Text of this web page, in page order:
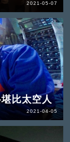
2021-05-07
比太空人
2021-04-05